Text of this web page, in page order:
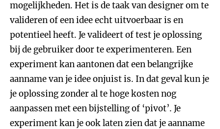
mogelijkheden. Het is de taak van designer om te
valideren of een idee echt uitvoerbaar is en
potentieel heeft. Je valideert of test je oplossing
bij de gebruiker door te experimenteren. Een
experiment kan aantonen dat een belangrijke
aanname van je idee onjuist is. In dat geval kun je
je oplossing zonder al te hoge kosten nog
aanpassen met een bijstelling of ‘pivot’. Je
experiment kan je ook laten zien dat je aanname